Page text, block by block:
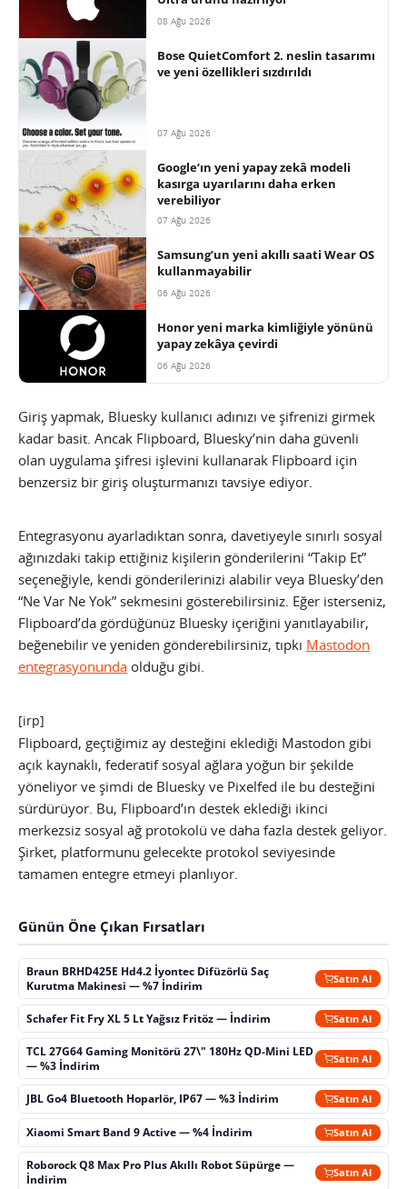
08 Ağu 2026
Bose QuietComfort 2. neslin tasarımı
ve yeni özellikleri sızdırıldı
07 Ağu 2026
Google’ın yeni yapay zekâ modeli
kasırga uyarılarını daha erken
verebiliyor
07 Ağu 2026
Samsung’un yeni akıllı saati Wear OS
kullanmayabilir
06 Ağu 2026
Honor yeni marka kimliğiyle yönünü
yapay zekâya çevirdi
06 Ağu 2026
Giriş yapmak, Bluesky kullanıcı adınızı ve şifrenizi girmek
kadar basit. Ancak Flipboard, Bluesky’nin daha güvenli
olan uygulama şifresi işlevini kullanarak Flipboard için
benzersiz bir giriş oluşturmanızı tavsiye ediyor.
Entegrasyonu ayarladıktan sonra, davetiyeyle sınırlı sosyal
ağınızdaki takip ettiğiniz kişilerin gönderilerini “Takip Et”
seçeneğiyle, kendi gönderilerinizi alabilir veya Bluesky’den
“Ne Var Ne Yok” sekmesini gösterebilirsiniz. Eğer isterseniz,
Flipboard’da gördüğünüz Bluesky içeriğini yanıtlayabilir,
beğenebilir ve yeniden gönderebilirsiniz, tıpkı Mastodon
entegrasyonunda olduğu gibi.
[irp]
Flipboard, geçtiğimiz ay desteğini eklediği Mastodon gibi
açık kaynaklı, federatif sosyal ağlara yoğun bir şekilde
yöneliyor ve şimdi de Bluesky ve Pixelfed ile bu desteğini
sürdürüyor. Bu, Flipboard’ın destek eklediği ikinci
merkezsiz sosyal ağ protokolü ve daha fazla destek geliyor.
Şirket, platformunu gelecekte protokol seviyesinde
tamamen entegre etmeyi planlıyor.
Günün Öne Çıkan Fırsatları
Braun BRHD425E Hd4.2 İyontec Difüzörlü Saç
Kurutma Makinesi — %7 İndirim
Satın Al
Schafer Fit Fry XL 5 Lt Yağsız Fritöz — İndirim Satın Al
TCL 27G64 Gaming Monitörü 27\" 180Hz QD-Mini LED
— %3 İndirim
Satın Al
JBL Go4 Bluetooth Hoparlör, IP67 — %3 İndirim Satın Al
Xiaomi Smart Band 9 Active — %4 İndirim Satın Al
Roborock Q8 Max Pro Plus Akıllı Robot Süpürge —
İndirim
Satın Al